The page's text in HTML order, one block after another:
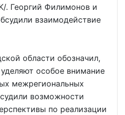
. Георгий Филимонов и
взаимодействие
области обозначил,
особое внимание
межрегиональных
возможности
по реализации